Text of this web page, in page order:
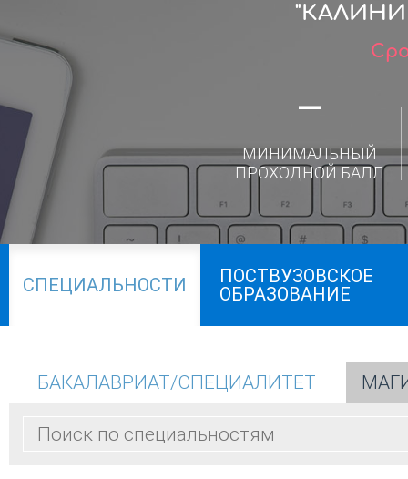
—
МИНИМАЛЬНЫЙ
ПРОХОДНОЙ БАЛЛ
СПЕЦИАЛЬНОСТИ
ПОСТВУЗОВСКОЕ
ОБРАЗОВАНИЕ
БАКАЛАВРИАТ/СПЕЦИАЛИТЕТ